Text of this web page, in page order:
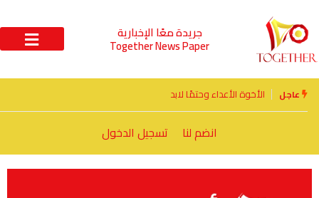
جريدة معًا الإخبارية
Together News Paper
عاجل الأخوة الأعداء وحتمًا لابد من لقاء
انضم لنا تسجيل الدخول